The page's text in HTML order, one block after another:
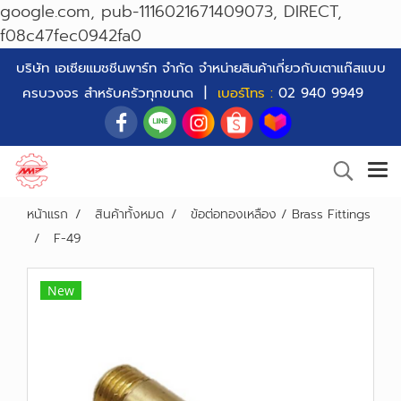
google.com, pub-1116021671409073, DIRECT,
f08c47fec0942fa0
บริษัท เอเซียแมชชีนพาร์ท จำกัด จำหน่ายสินค้าเกี่ยวกับเตาแก๊สแบบ
ครบวงจร สำหรับครัวทุกขนาด | เบอร์โทร : 02 940 9949
หน้าแรก สินค้าทั้งหมด
ข้อต่อทองเหลือง / Brass Fittings
F-49
New